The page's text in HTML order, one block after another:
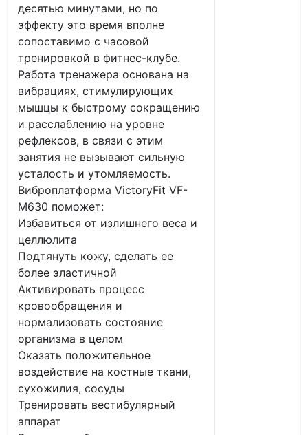
десятью минутами, но по
эффекту это время вполне
сопоставимо с часовой
тренировкой в фитнес-клубе.
Работа тренажера основана на
вибрациях, стимулирующих
мышцы к быстрому сокращению
и расслаблению на уровне
рефлексов, в связи с этим
занятия не вызывают сильную
усталость и утомляемость.
Виброплатформа VictoryFit VF-
M630 поможет:
Избавиться от излишнего веса и
целлюлита
Подтянуть кожу, сделать ее
более эластичной
Активировать процесс
кровообращения и
нормализовать состояние
организма в целом
Оказать положительное
воздействие на костные ткани,
сухожилия, сосуды
Тренировать вестибулярный
аппарат